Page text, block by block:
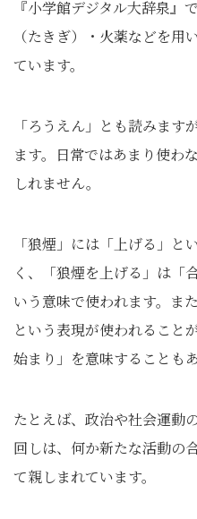
『小学館デジタル大辞泉』
（たきぎ）・火薬などを
ています。
「ろうえん」とも読みま
ます。日常ではあまり使わ
しれません。
「狼煙」には「上げる」
く、「狼煙を上げる」は「
いう意味で使われます。ま
という表現が使われること
始まり」を意味することもあ
たとえば、政治や社会運動
回しは、何か新たな活動の
て親しまれています。